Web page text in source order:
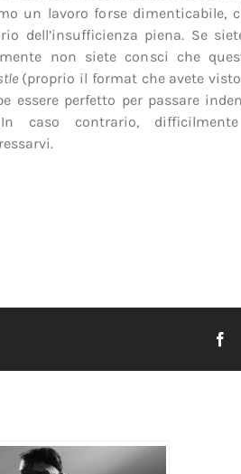
un lavoro forse dimenticabile,
dell’insufficienza piena. Se
non siete consci che
(proprio il format che avete
essere perfetto per passare
In caso contrario,